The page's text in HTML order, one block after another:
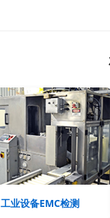
工业设备EMC检测